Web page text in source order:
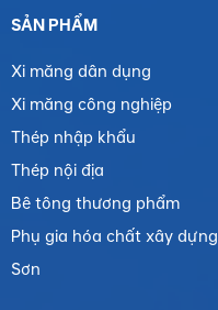
SẢN PHẨM
Xi măng dân dụng
Xi măng công nghiệp
Thép nhập khẩu
Thép nội địa
Bê tông thương phẩm
Phụ gia hóa chất xây dựng
Sơn